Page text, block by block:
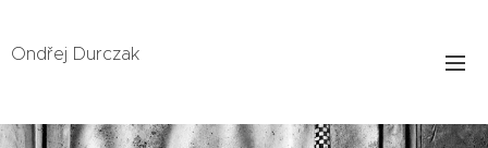
Ondřej Durczak